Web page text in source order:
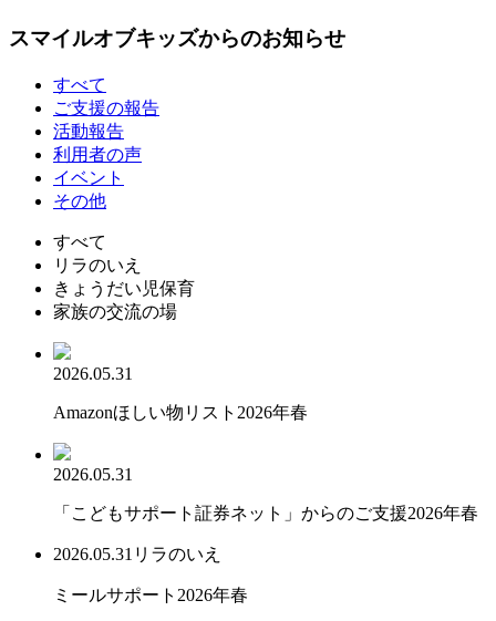
スマイルオブキッズからのお知らせ
すべて
ご支援の報告
活動報告
利用者の声
イベント
その他
すべて
リラのいえ
きょうだい児保育
家族の交流の場
2026.05.31
Amazonほしい物リスト2026年春
2026.05.31
「こどもサポート証券ネット」からのご支援2026年春
2026.05.31 リラのいえ
ミールサポート2026年春